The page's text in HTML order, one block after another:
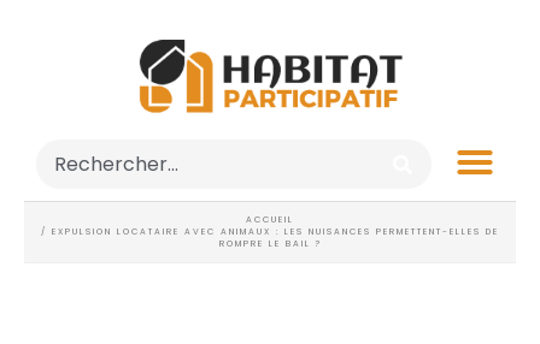
ACCUEIL
/ EXPULSION LOCATAIRE AVEC ANIMAUX : LES NUISANCES PERMETTENT-ELLES DE
ROMPRE LE BAIL ?